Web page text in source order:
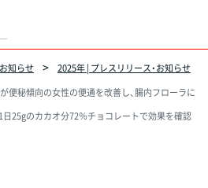
知らせ
2025年 | プレスリリース・お知らせ
便秘傾向の女性の便通を改善し、腸内フローラに
25gのカカオ分72％チョコレートで効果を確認